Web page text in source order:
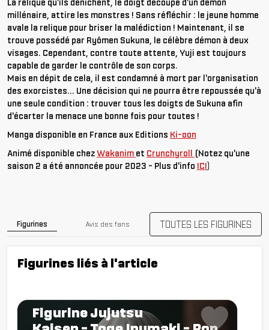
La relique qu'ils dénichent, le doigt découpé d'un démon
millénaire, attire les monstres ! Sans réfléchir : le jeune homme
avale la relique pour briser la malédiction ! Maintenant, il se
trouve possédé par Ryômen Sukuna, le célèbre démon à deux
visages. Cependant, contre toute attente, Yuji est toujours
capable de garder le contrôle de son corps.
Mais en dépit de cela, il est condamné à mort par l'organisation
des exorcistes... Une décision qui ne pourra être repoussée qu'à
une seule condition : trouver tous les doigts de Sukuna afin
d'écarter la menace une bonne fois pour toutes !
Manga disponible en France aux Editions Ki-oon
Animé disponible chez Wakanim et Crunchyroll (Notez qu'une
saison 2 a été annoncée pour 2023 - Plus d'info ICI)
Figurines Avis des fans TOUTES LES FIGURINES
Figurines liés à l'article
Figurine Jujutsu